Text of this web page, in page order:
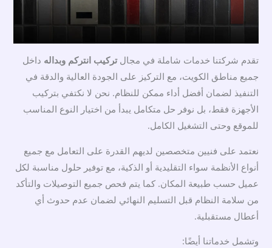
تقدم شركتنا خدمات شاملة في مجالتركيب انتركم وبداله داخل
جميع مناطق الكويت، مع التركيز على الجودة العالية والدقة في
التنفيذ لضمان أفضل أداء ممكن للنظام. نحن لا نكتفي بتركيب
الأجهزة فقط، بل نوفر حل متكامل يبدأ من اختيار النوع المناسب
للموقع وحتى التشغيل الكامل.
نعتمد على فنيين متخصصين لديهم القدرة على التعامل مع جميع
أنواع الأنظمة سواء التقليدية أو الذكية، مع توفير حلول مناسبة لكل
عميل حسب طبيعة المكان. كما يتم فحص جميع التوصيلات والتأكد
من سلامة النظام قبل التسليم النهائي لضمان عدم حدوث أي
أعطال مستقبلية.
وتشمل خدماتنا أيضًا: